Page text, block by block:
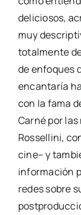
deliciosos,
muy
totalmente
de enfoques
encantaría
con la fama
Carné por las
Rossellini,
cine– y
información
redes sobre